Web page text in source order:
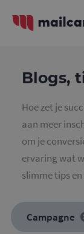
Blogs,
Hoe zet je
aan meer
om je
ervaring wat
slimme tips
Campagne